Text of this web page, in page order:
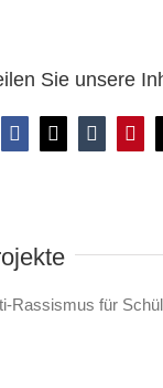
Sie unsere
Facebook
X Tumblr
Anti-Rassismus
Schüler*innen